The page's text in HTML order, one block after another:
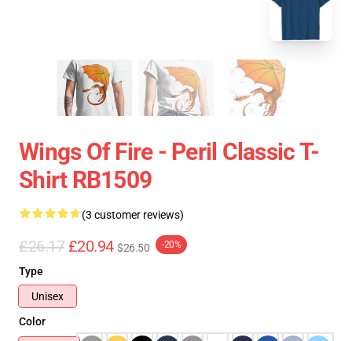
Wings Of Fire - Peril Classic T-
Shirt RB1509
(3 customer reviews)
£26.17 £20.94 $26.50 -20%
Type
Unisex
Color